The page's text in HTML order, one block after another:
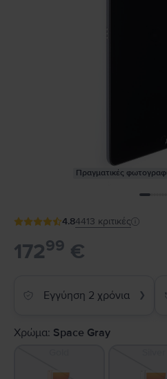
Πραγματικές
4.84413 κριτικές
17299 €
Εγγύηση 2 χρόνια ❯
Χρώμα: Space Gray